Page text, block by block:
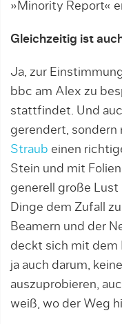
»Minority Report«
Gleichzeitig ist
Ja, zur
bbc am Alex zu
stattfindet. Und
gerendert, sondern
Straub einen
Stein und mit
generell große
Dinge dem Zufall
Beamern und der
deckt sich mit dem
ja auch darum,
auszuprobieren,
weiß, wo der Weg